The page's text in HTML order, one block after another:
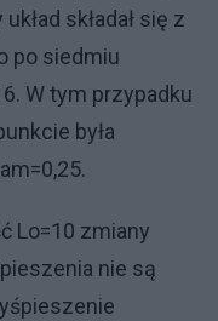
składał się z
po siedmiu
W tym przypadku
była
Lo=10 zmiany
nie są